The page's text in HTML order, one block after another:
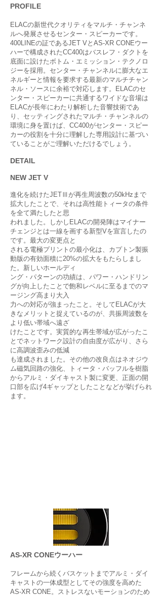
PROFILE
ELACの新世代クオリティをマルチ・チャンネ
ルへ発展させるセンター・スピーカーです。
400LINEの証であるJET VとAS-XR CONEウー
ハーで構成されたCC400はバスレフ・ダクトを
底面に設けたボトム・エミッション・テクノロ
ジーを採用。センター・チャンネルに膨大なエ
ネルギーと情報を要求する最新のマルチチャン
ネル・ソースに余裕で対応します。ELACのセ
ンター・スピーカーに共通するワイドな音場は
ELACが長年にわたり解析した音響技術であ
り、セッティングされたマルチ・チャンネルの
環境に身を置けば、CC400がセンター・スピー
カーの役割を十分に理解した専用設計に基づい
ていることがご理解いただけるでしょう。
DETAIL
NEW JET V
進化を続けたJETⅢが再生周波数の50kHzまで
拡大したことで、それは高性能トィータの条件
を全て満たしたと思
われました。しかしELACの開発陣はマイナー
チェンジとは一線を画する新型Vを宣言したの
です。最大の変更点と
される電極プリントの最小化は、カプトン製振
動版の有効面積に20%の拡大をもたらしまし
た。新しいホールディ
ング・パターンの功績は、パワー・ハンドリン
グが向上したことで飽和レベルに至るまでのマ
ージング高まり大入
力への対応が強まったこと。そしてELACが大
きなメリットと捉えているのが、共振周波数を
より低い帯域へ遠ざ
けたことです。実質的な再生帯域が広がったこ
とでネットワーク設計の自由度が広がり、さら
に高調波歪みの低減
も達成されました。その他の改良点はネオジウ
ム磁気回路の強化、トィータ・バッフルを樹脂
からアルミ・ダイキャスト製に変更、正面の開
口部を広げ4ギャップとしたことなどが挙げられ
ます。
AS-XR CONEウーハー
フレームから続くバスケットまでアルミ・ダイ
キャストの一体成型としてその強度を高めた
AS-XR CONE。ストレスないモーションのため